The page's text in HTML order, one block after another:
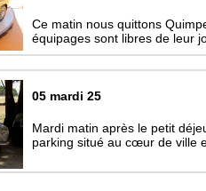
Ce matin nous quittons
équipages sont libres de leur
05 mardi 25
Mardi matin après le petit
parking situé au cœur de ville